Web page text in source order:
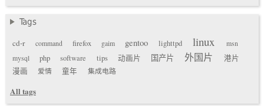
Tags
cd-r
command firefox gaim gentoo lighttpd linux
msn
mysql
php software tips 动画片 国产片 外国片
港片
漫画
爱情 童年 集成电路
All tags